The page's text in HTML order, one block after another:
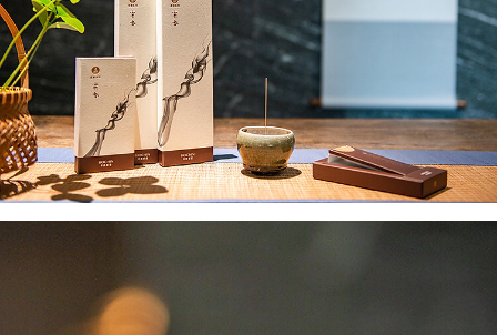
權轉讓予恩沛科技股份有限公司。
２．關於個人資料處理事宜，請瀏覽以下網址：
https://aftee.tw/terms/#terms3
３．未成年的使用者請事先徵得法定代理人或監護人之同意方可使用
「AFTEE先享後付」，若未經同意申辦者引起之損失，本公司不負相關責
任。
４．使用「AFTEE先享後付」時，將依據個別帳號之用戶狀況，依本公司即
時審查核予不同之上限額度；若仍有額度不足之情形，本公司將視審查結果
請求用戶進行身份認證。
５．嚴禁一人註冊多個帳號或使用他人資訊註冊。若發現惡意使用之情形，
每筆NT$100，滿NT$1,500(含以上)免運費
離島-黑貓宅配
每筆NT$360
付款後門市自取
免運費
貨到付款